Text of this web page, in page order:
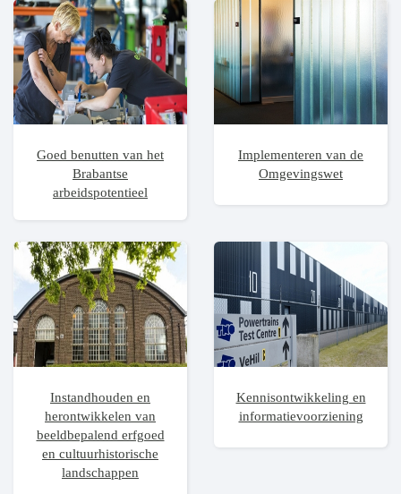
Goed benutten van het
Brabantse
arbeidspotentieel
Implementeren van de
Omgevingswet
Instandhouden en
herontwikkelen van
beeldbepalend erfgoed
en cultuurhistorische
landschappen
Kennisontwikkeling en
informatievoorziening